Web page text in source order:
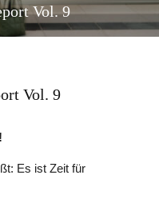
Vol. 9
Vol. 9
Es ist Zeit für